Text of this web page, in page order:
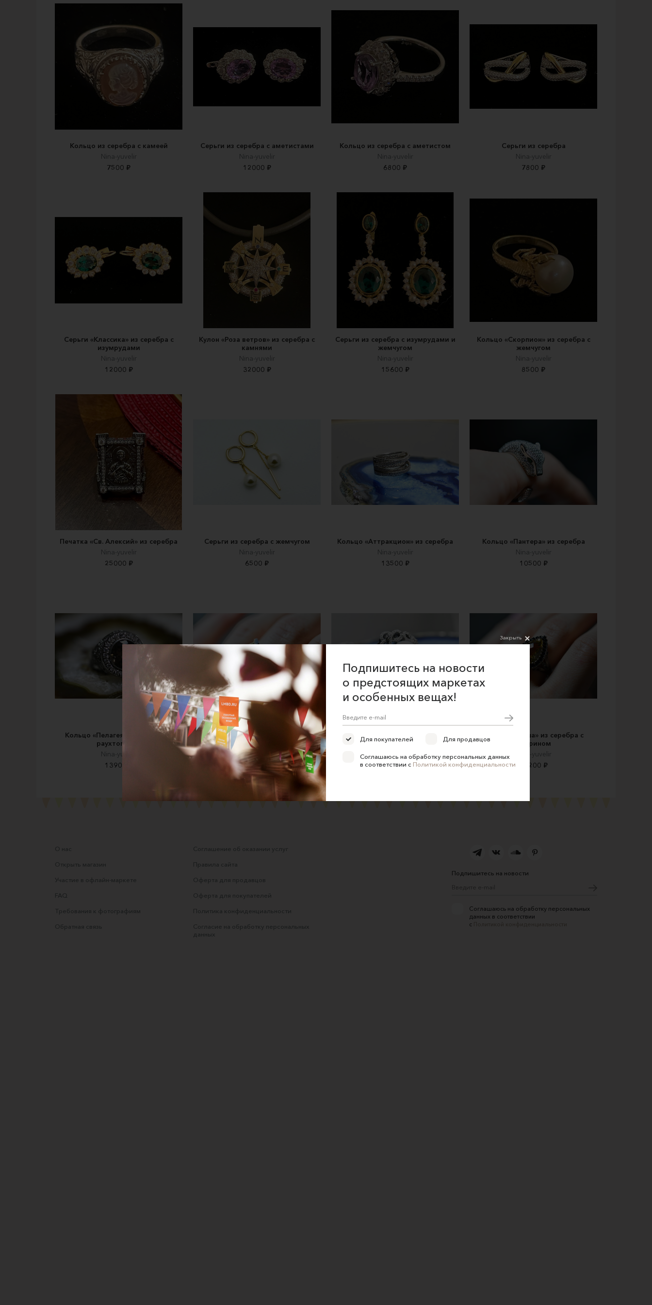
Кольцо из серебра с камеей
Nina-yuvelir
7500 ₽
Серьги из серебра с аметистами
Nina-yuvelir
12000 ₽
Кольцо из серебра с аметистом
Nina-yuvelir
6800 ₽
Серьги из серебра
Nina-yuvelir
7800 ₽
Серьги «Классика» из серебра с
изумрудами
Nina-yuvelir
12000 ₽
Кулон «Роза ветров» из серебра с
камнями
Nina-yuvelir
32000 ₽
Серьги из серебра с изумрудами и
жемчугом
Nina-yuvelir
15600 ₽
Кольцо «Скорпион» из серебра с
жемчугом
Nina-yuvelir
8500 ₽
Печатка «Св. Алексий» из серебра
Nina-yuvelir
25000 ₽
Серьги из серебра с жемчугом
Nina-yuvelir
6500 ₽
Кольцо «Аттракцион» из серебра
Nina-yuvelir
13500 ₽
Кольцо «Пантера» из серебра
Nina-yuvelir
10500 ₽
Кольцо «Пелагея» из серебра с
раухтопазом
Nina-yuvelir
13900 ₽
Кольцо «Подкова» из серебра
Nina-yuvelir
15000 ₽
Кольцо «Бесконечность» из серебра
с жемчугом
Nina-yuvelir
18900 ₽
Кольцо «Груша» из серебра с
цитрином
Nina-yuvelir
11200 ₽
О нас
Открыть магазин
Участие в офлайн-маркете
FAQ
Требования к фотографиям
Обратная связь
Соглашение об оказании услуг
Правила сайта
Оферта для продавцов
Оферта для покупателей
Политика конфиденциальности
Согласие на обработку персональных
данных
Подпишитесь на новости
Соглашаюсь на обработку персональных
данных в соответствии
с
Закрыть
Подпишитесь на новости
о предстоящих маркетах
и особенных вещах!
Для покупателей Для продавцов
Соглашаюсь на обработку персональных данных
в соответствии с Политикой конфиденциальности